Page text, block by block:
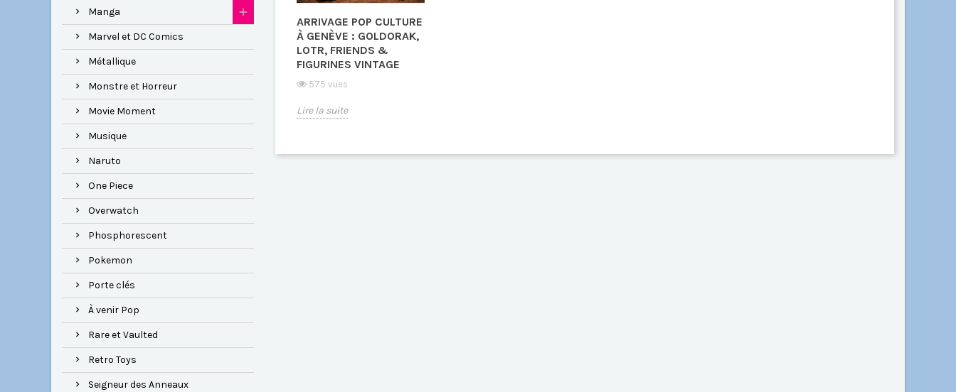
Manga
Marvel et DC Comics
Métallique
Monstre et Horreur
Movie Moment
Musique
Naruto
One Piece
Overwatch
Phosphorescent
Pokemon
Porte clés
À venir Pop
Rare et Vaulted
Retro Toys
Seigneur des Anneaux
ARRIVAGE POP CULTURE
À GENÈVE : GOLDORAK,
LOTR, FRIENDS &
FIGURINES VINTAGE
575 vues
Lire la suite